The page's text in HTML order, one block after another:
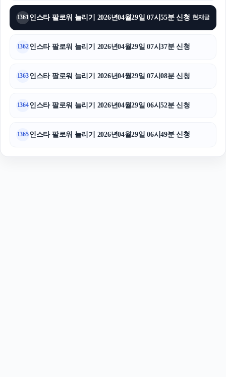
1361인스타 팔로워 늘리기 2026년04월29일 07시55분 신청 현재글
1362인스타 팔로워 늘리기 2026년04월29일 07시37분 신청
1363인스타 팔로워 늘리기 2026년04월29일 07시08분 신청
1364인스타 팔로워 늘리기 2026년04월29일 06시52분 신청
1365인스타 팔로워 늘리기 2026년04월29일 06시49분 신청